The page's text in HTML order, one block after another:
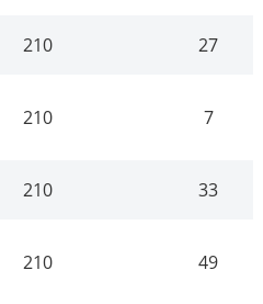
210 27
210 7
210 33
210 49